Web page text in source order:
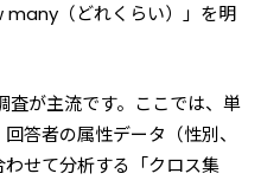
many（どれくらい）」を明
が主流です。ここでは、単
答者の属性データ（性別、
せて分析する「クロス集